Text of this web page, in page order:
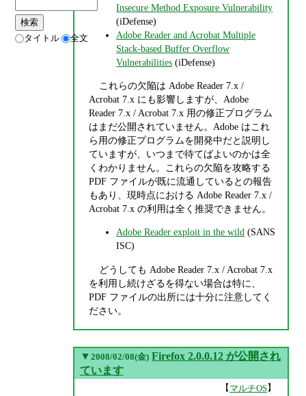
Insecure Method Exposure Vulnerability
(iDefense)
Adobe Reader and Acrobat Multiple
Stack-based Buffer Overflow
Vulnerabilities (iDefense)
これらの欠陥は Adobe Reader 7.x /
Acrobat 7.x にも影響しますが、Adobe
Reader 7.x / Acrobat 7.x 用の修正プログラム
はまだ公開されていません。Adobe はこれ
ら用の修正プログラムを開発中だと説明し
ていますが、いつまで待てばよいのかは全
くわかりません。これらの欠陥を攻略する
PDF ファイルが既に流通しているとの報告
もあり、現時点における Adobe Reader 7.x /
Acrobat 7.x の利用は全く推奨できません。
Adobe Reader exploit in the wild (SANS
ISC)
どうしても Adobe Reader 7.x / Acrobat 7.x
を利用し続けざるを得ない場合は特に、
PDF ファイルの出所には十分に注意してく
ださい。
▼ 2008/02/08(金) Firefox 2.0.0.12 が公開され
ています
【 マルチOS】
タイトル 全文